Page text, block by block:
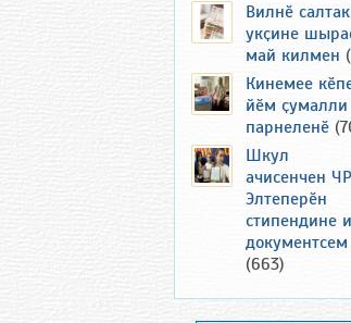
Вилнӗ салтак
укҫине
май килмен
Кинемее
йӗм
парнеленӗ
Шкул
ачисенчен ЧР
Элтеперӗн
стипендине
документсем
(663)